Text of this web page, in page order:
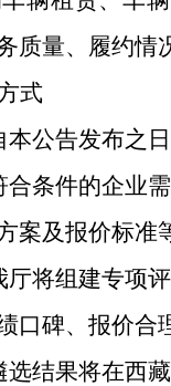
质量、履约
式
本公告发布之
合条件的企业
案及报价标
厅将组建专项
口碑、报价
选结果将在西